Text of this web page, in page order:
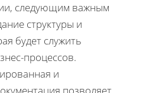
следующим важным
структуры и
будет служить
процессов.
и